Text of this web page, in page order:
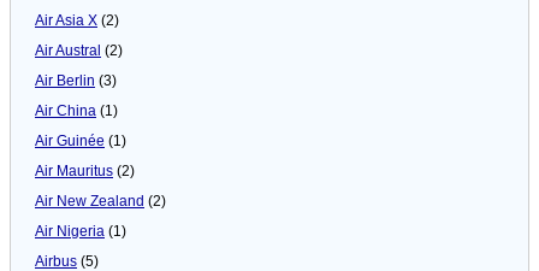
Air Asia X (2)
Air Austral (2)
Air Berlin (3)
Air China (1)
Air Guinée (1)
Air Mauritus (2)
Air New Zealand (2)
Air Nigeria (1)
Airbus (5)